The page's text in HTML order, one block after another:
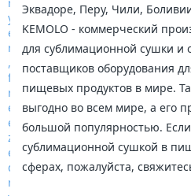
Эквадоре, Перу, Чили,
KEMOLO - коммерческий
для сублимационной сушки и
поставщиков оборудования
пищевых продуктов в мире.
выгодно во всем мире, а его
большой популярностью.
сублимационной сушкой в
сферах, пожалуйста,